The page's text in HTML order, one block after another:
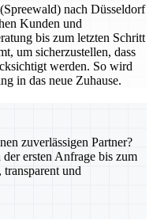
nach Düsseldorf
Kunden und
bis zum letzten Schritt
um sicherzustellen, dass
werden. So wird
in das neue Zuhause.
zuverlässigen Partner?
ersten Anfrage bis zum
und